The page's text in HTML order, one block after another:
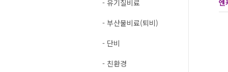
- 유기질비료
- 부산물비료(퇴비)
- 단비
- 친환경
엔